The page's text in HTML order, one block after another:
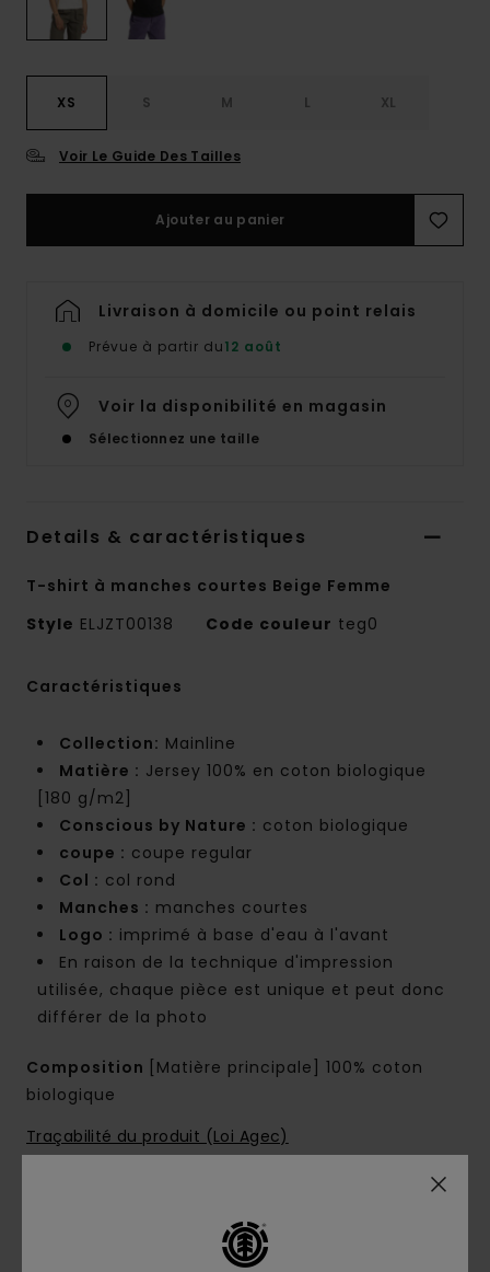
XS S M L XL
Voir Le Guide Des Tailles
Ajouter au panier
Livraison à domicile ou point relais
Prévue à partir du12 août
Voir la disponibilité en magasin
Sélectionnez une taille
Details & caractéristiques
T-shirt à manches courtes Beige Femme
Style ELJZT00138 Code couleur teg0
Caractéristiques
Collection: Mainline
Matière : Jersey 100% en coton biologique
[180 g/m2]
Conscious by Nature : coton biologique
coupe : coupe regular
Col : col rond
Manches : manches courtes
Logo : imprimé à base d'eau à l'avant
En raison de la technique d'impression
utilisée, chaque pièce est unique et peut donc
différer de la photo
Composition
[Matière principale] 100% coton
biologique
Traçabilité du produit (Loi Agec)